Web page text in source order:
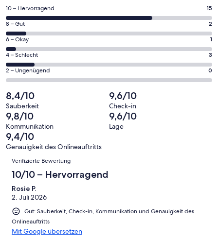
einem
neuen
Fenster
geöffnet
15
von
insgesamt
21
Gästebewertungen
haben
eine
Bewertung
von
10
-
Hervorragend
10 – Hervorragend 15
2
von
insgesamt
21
Gästebewertungen
haben
eine
Bewertung
von
8
-
Gut
8 – Gut 2
1
von
insgesamt
21
Gästebewertungen
haben
eine
Bewertung
von
6
-
Okay
6 – Okay 1
3
von
insgesamt
Gästebewertungen
haben
eine
Bewertung
von
4
4 – Schlecht 3
0
von
insgesamt
21
Gästebewertungen
haben
eine
Bewertung
von
2 – Ungenügend 0
8,4/10
Sauberkeit
9,6/10
Check-in
9,8/10
Kommunikation
9,6/10
Lage
9,4/10
Genauigkeit des Onlineauftritts
Bewertungen
Verifizierte Bewertung
10/10 – Hervorragend
Rosie P.
2. Juli 2026
Gut: Sauberkeit, Check-in, Kommunikation und Genauigkeit des
Onlineauftritts
Mit Google übersetzen